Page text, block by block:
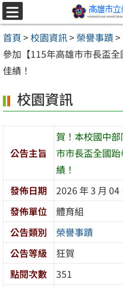
跳至主要內容區
選
單
首頁>校園資訊> 榮譽事蹟>
參加【115年高雄市市長盃
佳績！
校園資訊
公告主旨
賀！本校國中
市市長盃全國
績！
發佈日期
2026 年 3 月 04
發佈單位
體育組
公告類別
榮譽事蹟
公告等級
狂賀
點閱次數
351